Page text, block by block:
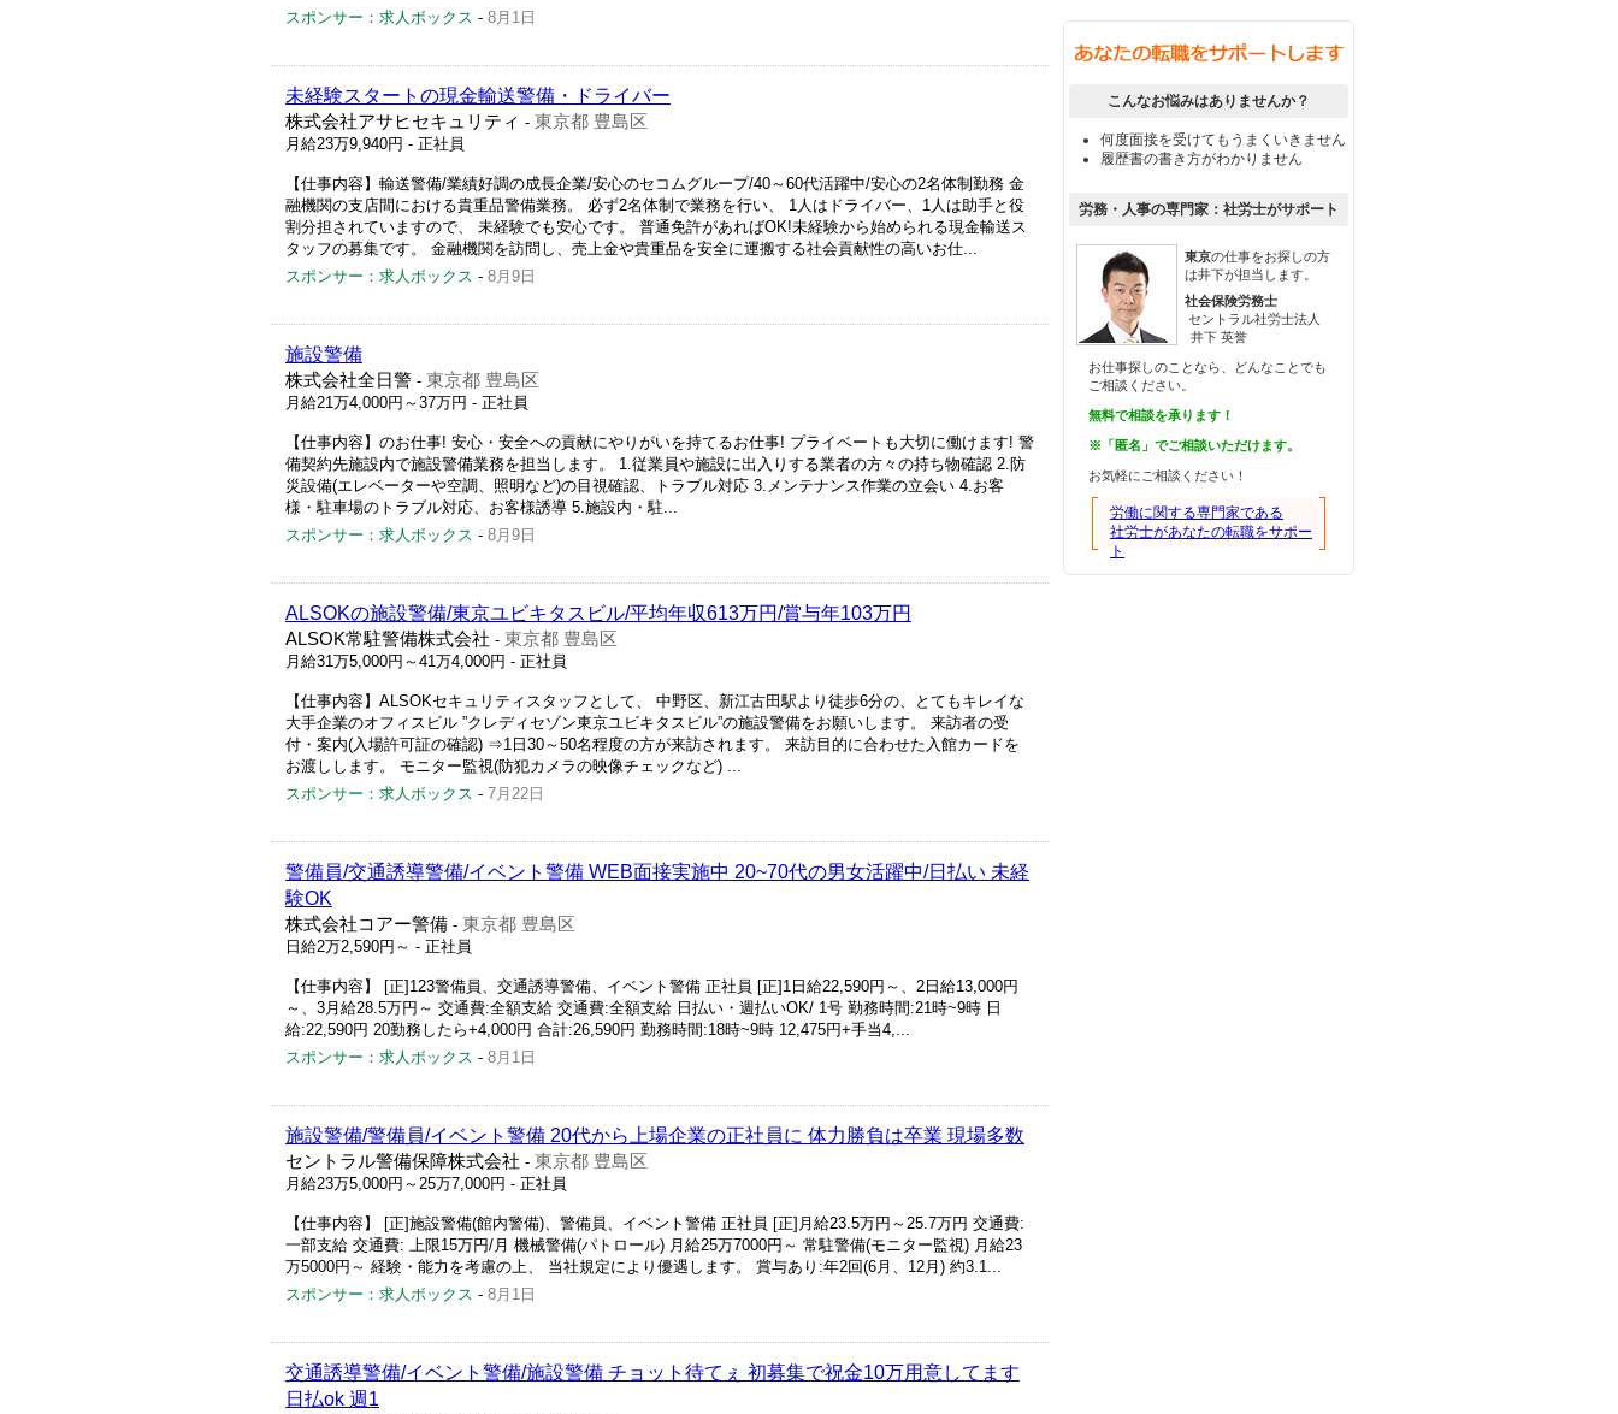
スポンサー：求人ボックス - 8月1日
未経験スタートの現金輸送警備・ドライバー
株式会社アサヒセキュリティ - 東京都 豊島区
月給23万9,940円 - 正社員
【仕事内容】輸送警備/業績好調の成長企業/安心のセコムグループ/40～60代活躍中/安心の2名体制勤務 金
融機関の支店間における貴重品警備業務。 必ず2名体制で業務を行い、 1人はドライバー、1人は助手と役
割分担されていますので、 未経験でも安心です。 普通免許があればOK!未経験から始められる現金輸送ス
タッフの募集です。 金融機関を訪問し、売上金や貴重品を安全に運搬する社会貢献性の高いお仕...
スポンサー：求人ボックス - 8月9日
施設警備
株式会社全日警 - 東京都 豊島区
月給21万4,000円～37万円 - 正社員
【仕事内容】のお仕事! 安心・安全への貢献にやりがいを持てるお仕事! プライベートも大切に働けます! 警
備契約先施設内で施設警備業務を担当します。 1.従業員や施設に出入りする業者の方々の持ち物確認 2.防
災設備(エレベーターや空調、照明など)の目視確認、トラブル対応 3.メンテナンス作業の立会い 4.お客
様・駐車場のトラブル対応、お客様誘導 5.施設内・駐...
スポンサー：求人ボックス - 8月9日
ALSOKの施設警備/東京ユビキタスビル/平均年収613万円/賞与年103万円
ALSOK常駐警備株式会社 - 東京都 豊島区
月給31万5,000円～41万4,000円 - 正社員
【仕事内容】ALSOKセキュリティスタッフとして、 中野区、新江古田駅より徒歩6分の、とてもキレイな
大手企業のオフィスビル ”クレディセゾン東京ユビキタスビル”の施設警備をお願いします。 来訪者の受
付・案内(入場許可証の確認) ⇒1日30～50名程度の方が来訪されます。 来訪目的に合わせた入館カードを
お渡しします。 モニター監視(防犯カメラの映像チェックなど) ...
スポンサー：求人ボックス - 7月22日
警備員/交通誘導警備/イベント警備 WEB面接実施中 20~70代の男女活躍中/日払い 未経
験OK
株式会社コアー警備 - 東京都 豊島区
日給2万2,590円～ - 正社員
【仕事内容】 [正]123警備員、交通誘導警備、イベント警備 正社員 [正]1日給22,590円～、2日給13,000円
～、3月給28.5万円～ 交通費:全額支給 交通費:全額支給 日払い・週払いOK/ 1号 勤務時間:21時~9時 日
給:22,590円 20勤務したら+4,000円 合計:26,590円 勤務時間:18時~9時 12,475円+手当4,...
スポンサー：求人ボックス - 8月1日
施設警備/警備員/イベント警備 20代から上場企業の正社員に 体力勝負は卒業 現場多数
セントラル警備保障株式会社 - 東京都 豊島区
月給23万5,000円～25万7,000円 - 正社員
【仕事内容】 [正]施設警備(館内警備)、警備員、イベント警備 正社員 [正]月給23.5万円～25.7万円 交通費:
一部支給 交通費: 上限15万円/月 機械警備(パトロール) 月給25万7000円～ 常駐警備(モニター監視) 月給23
万5000円～ 経験・能力を考慮の上、 当社規定により優遇します。 賞与あり:年2回(6月、12月) 約3.1...
スポンサー：求人ボックス - 8月1日
交通誘導警備/イベント警備/施設警備 チョット待てぇ 初募集で祝金10万用意してます
日払ok 週1
こんなお悩みはありませんか？
何度面接を受けてもうまくいきません
履歴書の書き方がわかりません
労務・人事の専門家：社労士がサポート
東京の仕事をお探しの方
は井下が担当します。
社会保険労務士
セントラル社労士法人
井下 英誉
お仕事探しのことなら、どんなことでも
ご相談ください。
無料で相談を承ります！
※「匿名」でご相談いただけます。
お気軽にご相談ください！
労働に関する専門家である
社労士があなたの転職をサポー
ト